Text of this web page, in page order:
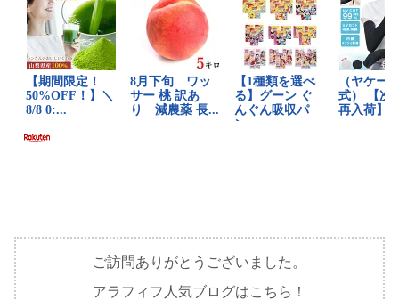
ご訪問ありがとうございました。
アラフィフ人気ブログはこちら！